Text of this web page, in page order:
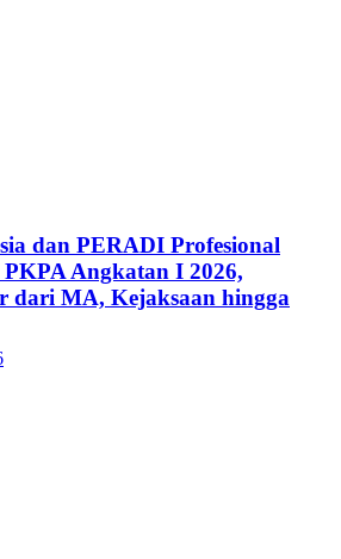
dan PERADI Profesional
Angkatan I 2026,
dari MA, Kejaksaan hingga